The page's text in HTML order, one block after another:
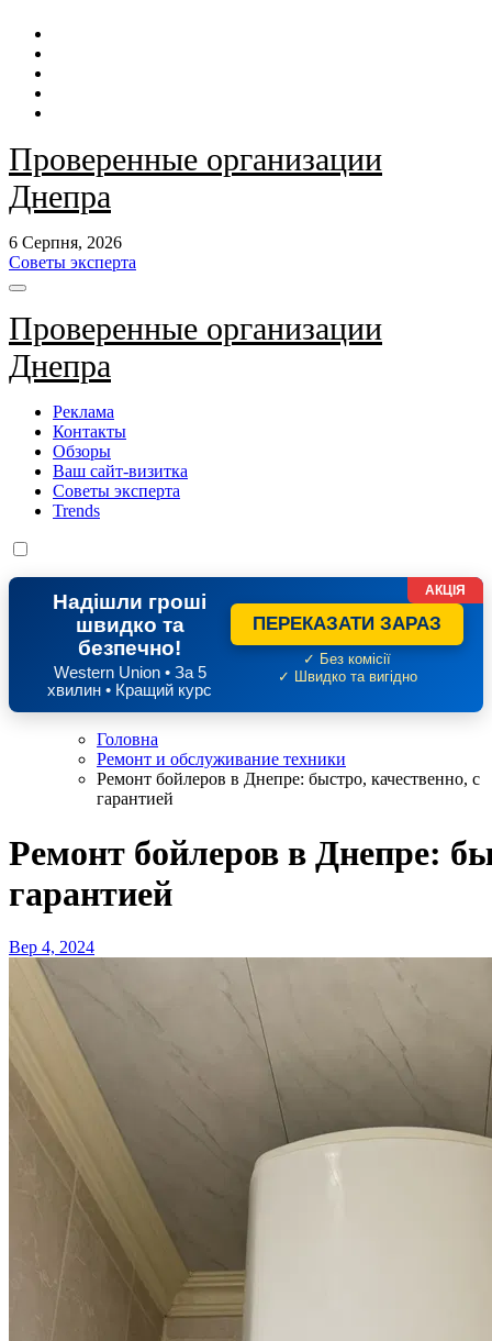
Перейти
контенту
Проверенные организации
Днепра
6 Серпня, 2026
Советы эксперта
Проверенные организации
Днепра
Реклама
Контакты
Обзоры
Ваш сайт-визитка
Советы эксперта
Trends
Надішли гроші
швидко та
безпечно!
Western Union • За 5
хвилин • Кращий курс
ПЕРЕКАЗАТИ ЗАРАЗ
✓ Без комісії
✓ Швидко та вигідно
АКЦІЯ
Головна
Ремонт и обслуживание техники
Ремонт бойлеров в Днепре: быстро, качественно, с
гарантией
Ремонт бойлеров в Днепре:
гарантией
Вер 4, 2024